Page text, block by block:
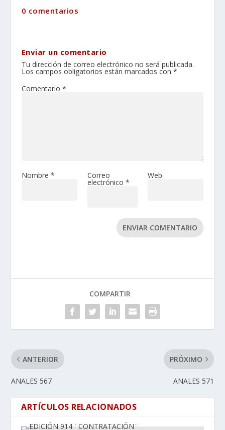
0 comentarios
Enviar un comentario
Tu dirección de correo electrónico no será publicada.
Los campos obligatorios están marcados con *
Comentario *
Nombre * Correo
electrónico *
Web
ENVIAR COMENTARIO
COMPARTIR
ANTERIOR
ANALES 567
PRÓXIMO
ANALES 571
ARTÍCULOS RELACIONADOS